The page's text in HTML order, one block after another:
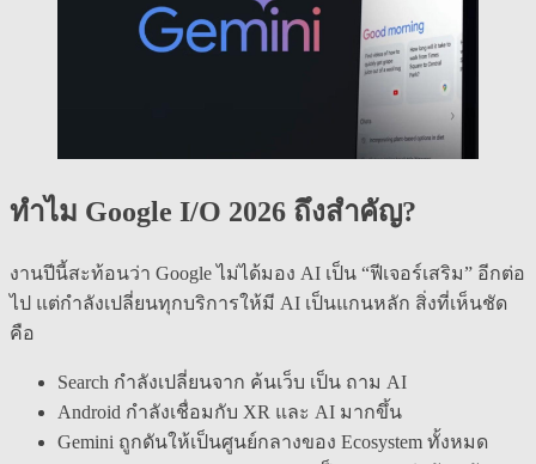
ทำไม Google I/O 2026 ถึงสำคัญ?
งานปีนี้สะท้อนว่า Google ไม่ได้มอง AI เป็น “ฟีเจอร์เสริม” อีกต่อ
ไป แต่กำลังเปลี่ยนทุกบริการให้มี AI เป็นแกนหลัก สิ่งที่เห็นชัด
คือ
Search กำลังเปลี่ยนจาก ค้นเว็บ เป็น ถาม AI
Android กำลังเชื่อมกับ XR และ AI มากขึ้น
Gemini ถูกดันให้เป็นศูนย์กลางของ Ecosystem ทั้งหมด